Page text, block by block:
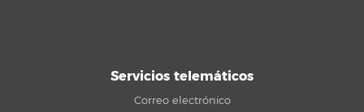
Servicios telemáticos
Correo electrónico